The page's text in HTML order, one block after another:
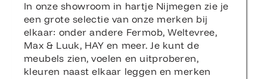
In onze showroom in hartje Nijmegen zie je
een grote selectie van onze merken bij
elkaar: onder andere Fermob, Weltevree,
Max & Luuk, HAY en meer. Je kunt de
meubels zien, voelen en uitproberen,
kleuren naast elkaar leggen en merken